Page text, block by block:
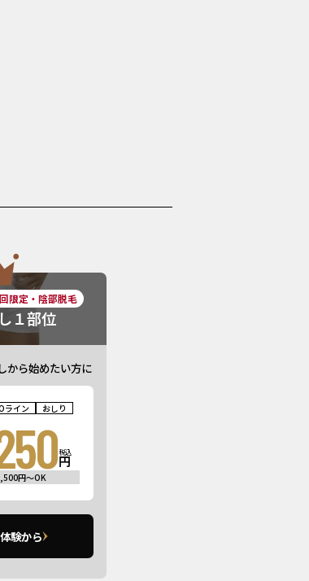
限定・陰部脱毛
１部位
から始めたい方に
ライン おしり
円
税込
円〜OK
験から